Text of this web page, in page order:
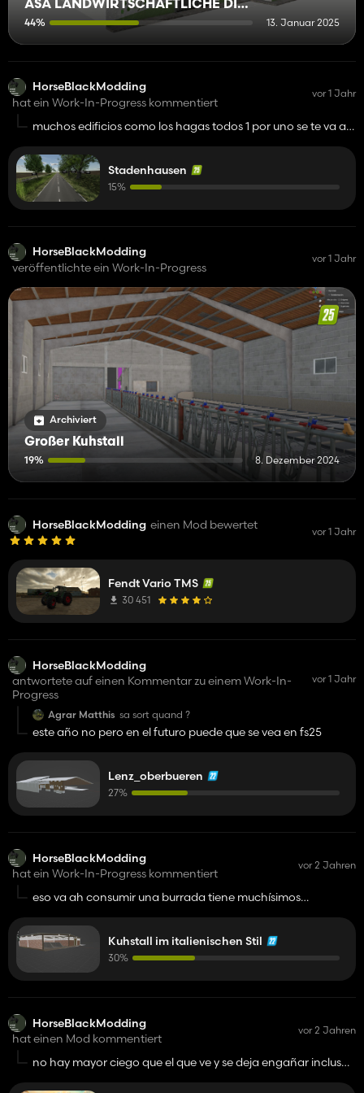
ASA LANDWIRTSCHAFTLICHE DIENSTLEISTUNGEN
44% 13. Januar 2025
HorseBlackModding
hat ein Work-In-Progress kommentiert
vor 1 Jahr
muchos edificios como los hagas todos 1 por uno se te va ah
Stadenhausen
15%
HorseBlackModding
veröffentlichte ein Work-In-Progress
vor 1 Jahr
Archiviert
Großer Kuhstall
19% 8. Dezember 2024
HorseBlackModding einen Mod bewertet vor 1 Jahr
Fendt Vario TMS
30 451
HorseBlackModding
antwortete auf einen Kommentar zu einem Work-In-
Progress
vor 1 Jahr
Agrar Matthis sa sort quand ?
este año no pero en el futuro puede que se vea en fs25
Lenz_oberbueren
27%
HorseBlackModding
hat ein Work-In-Progress kommentiert
vor 2 Jahren
eso va ah consumir una burrada tiene muchísimos
Kuhstall im italienischen Stil
30%
HorseBlackModding
hat einen Mod kommentiert
vor 2 Jahren
no hay mayor ciego que el que ve y se deja engañar incluso